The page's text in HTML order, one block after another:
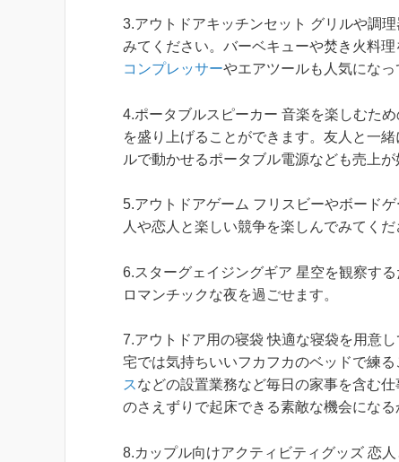
3.アウトドアキッチンセット グリルや調
みてください。バーベキューや焚き火料
コンプレッサーやエアツールも人気になっ
4.ポータブルスピーカー 音楽を楽しむた
を盛り上げることができます。友人と一
ルで動かせるポータブル電源なども売上が
5.アウトドアゲーム フリスビーやボード
人や恋人と楽しい競争を楽しんでみてくだ
6.スターグェイジングギア 星空を観察す
ロマンチックな夜を過ごせます。
7.アウトドア用の寝袋 快適な寝袋を用意
宅では気持ちいいフカフカのベッドで練
スなどの設置業務など毎日の家事を含む
のさえずりで起床できる素敵な機会になる
8.カップル向けアクティビティグッズ 恋